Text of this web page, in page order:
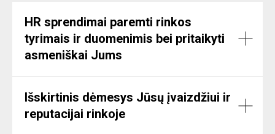
HR sprendimai paremti rinkos
tyrimais ir duomenimis bei pritaikyti
asmeniškai Jums
Išskirtinis dėmesys Jūsų įvaizdžiui ir
reputacijai rinkoje